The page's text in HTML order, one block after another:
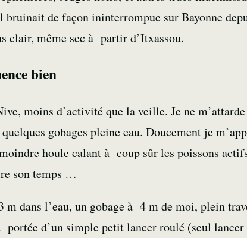
de façon ininterrompue sur Bayonne
clair, même sec à partir d’Itxassou.
bien
, moins d’activité que la veille. Je ne
gobages pleine eau. Doucement je
houle calant à coup sûr les poissons
son temps …
m dans l’eau, un gobage à 4 m de moi, plein
portée d’un simple petit lancer roulé (seul